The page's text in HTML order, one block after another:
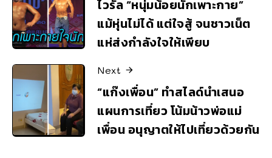
ไวรัล “หนุ่มน้อยนักเพาะกาย”
แม้หุ่นไม่ได้ แต่ใจสู้ จนชาวเน็ต
แห่ส่งกำลังใจให้เพียบ
Next
“แก๊งเพื่อน” ทำสไลด์นำเสนอ
แผนการเที่ยว โน้มน้าวพ่อแม่
เพื่อน อนุญาตให้ไปเที่ยวด้วยกัน